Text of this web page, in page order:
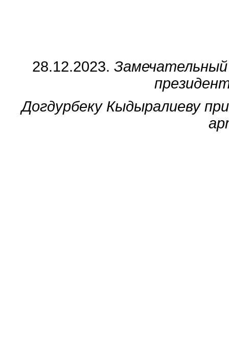
28.12.2023.
Догдурбеку Кыдыралиеву